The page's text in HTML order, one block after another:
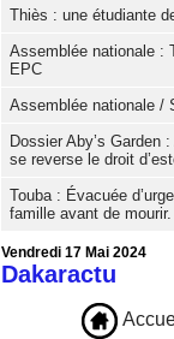
Thiès : une étudiante
Assemblée nationale :
EPC
Assemblée nationale /
Dossier Aby’s Garden
se reverse le droit
Touba : Évacuée
famille avant de mourir.
Vendredi 17 Mai 2024
Dakaractu